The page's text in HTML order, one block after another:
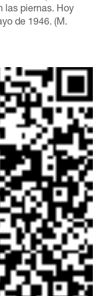
las piernas. Hoy
de 1946. (M.